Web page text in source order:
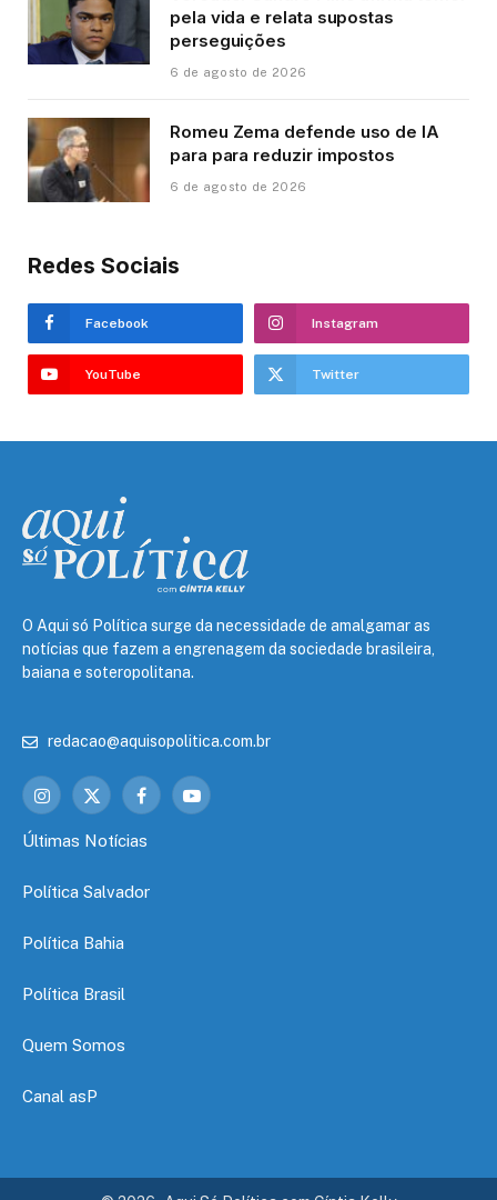
pela vida e relata supostas
perseguições
6 de agosto de 2026
Romeu Zema defende uso de IA
para para reduzir impostos
6 de agosto de 2026
Redes Sociais
Facebook Instagram
YouTube Twitter
O Aqui só Política surge da necessidade de amalgamar as
notícias que fazem a engrenagem da sociedade brasileira,
baiana e soteropolitana.
redacao@aquisopolitica.com.br
Instagram
X
FacebookYouTube
Últimas Notícias
Política Salvador
Política Bahia
Política Brasil
Quem Somos
Canal asP